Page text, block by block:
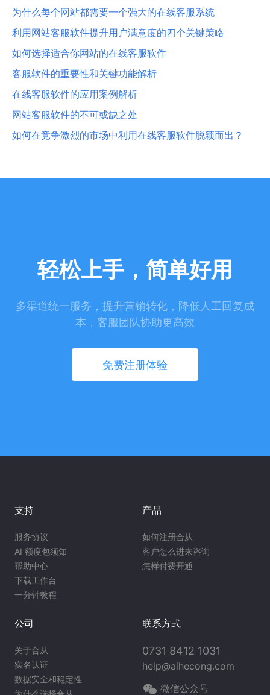
为什么每个网站都需要一个强大的在线客服系统
利用网站客服软件提升用户满意度的四个关键策略
如何选择适合你网站的在线客服软件
客服软件的重要性和关键功能解析
在线客服软件的应用案例解析
网站客服软件的不可或缺之处
如何在竞争激烈的市场中利用在线客服软件脱颖而出？
轻松上手，简单好用
多渠道统一服务，提升营销转化，降低人工回复成
本，客服团队协助更高效
免费注册体验
支持
服务协议
AI 额度包须知
帮助中心
下载工作台
一分钟教程
产品
如何注册合从
客户怎么进来咨询
怎样付费开通
公司
关于合从
实名认证
数据安全和稳定性
联系方式
0731 8412 1031
help@aihecong.com
微信公众号